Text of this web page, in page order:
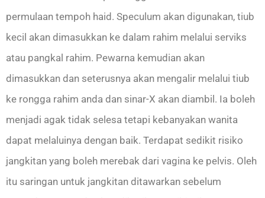
permulaan tempoh haid. Speculum akan digunakan, tiub
kecil akan dimasukkan ke dalam rahim melalui serviks
atau pangkal rahim. Pewarna kemudian akan
dimasukkan dan seterusnya akan mengalir melalui tiub
ke rongga rahim anda dan sinar-X akan diambil. Ia boleh
menjadi agak tidak selesa tetapi kebanyakan wanita
dapat melaluinya dengan baik. Terdapat sedikit risiko
jangkitan yang boleh merebak dari vagina ke pelvis. Oleh
itu saringan untuk jangkitan ditawarkan sebelum